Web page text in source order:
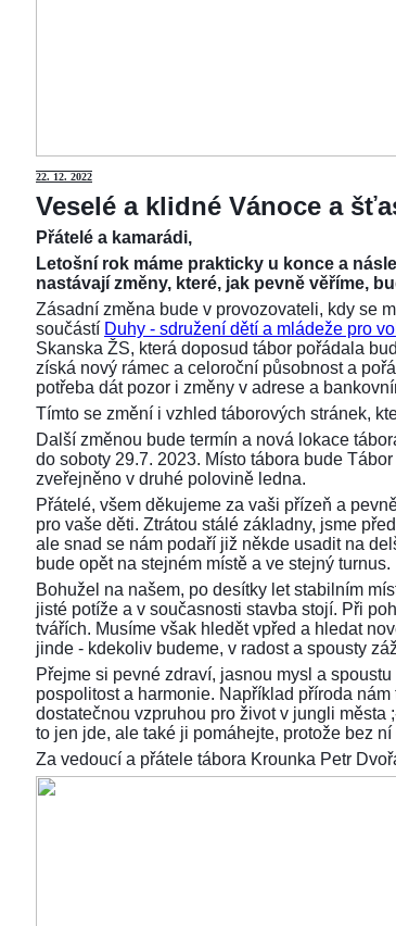
22. 12. 2022
Veselé a klidné Vánoce a
Přátelé a kamarádi,
Letošní rok máme prakticky u konce a
nastávají změny, které, jak pevně věříme,
Zásadní změna bude v provozovateli, kdy se
součástí Duhy - sdružení dětí a mládeže pro
Skanska ŽS, která doposud tábor pořádala
získá nový rámec a celoroční působnost a
potřeba dát pozor i změny v adrese a
Tímto se změní i vzhled táborových stránek,
Další změnou bude termín a nová lokace
do soboty 29.7. 2023. Místo tábora bude
zveřejněno v druhé polovině ledna.
Přátelé, všem děkujeme za vaši přízeň a
pro vaše děti. Ztrátou stálé základny, jsme
ale snad se nám podaří již někde usadit na
bude opět na stejném místě a ve stejný turnus.
Bohužel na našem, po desítky let stabilním
jisté potíže a v současnosti stavba stojí. Při
tvářích. Musíme však hledět vpřed a hledat
jinde - kdekoliv budeme, v radost a spousty
Přejme si pevné zdraví, jasnou mysl a
pospolitost a harmonie. Například příroda
dostatečnou vzpruhou pro život v jungli
to jen jde, ale také ji pomáhejte, protože bez
Za vedoucí a přátele tábora Krounka Petr